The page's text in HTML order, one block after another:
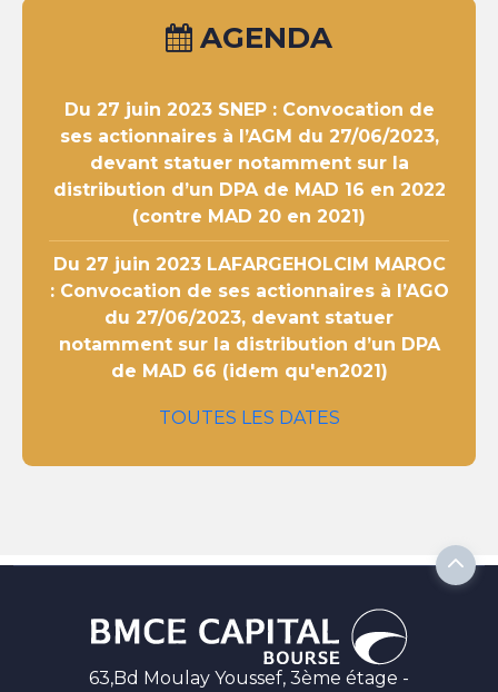
AGENDA
Du 27 juin 2023SNEP : Convocation de
ses actionnaires à l’AGM du 27/06/2023,
devant statuer notamment sur la
distribution d’un DPA de MAD 16 en 2022
(contre MAD 20 en 2021)
Du 27 juin 2023LAFARGEHOLCIM MAROC
: Convocation de ses actionnaires à l’AGO
du 27/06/2023, devant statuer
notamment sur la distribution d’un DPA
de MAD 66 (idem qu'en2021)
TOUTES LES DATES
63,Bd Moulay Youssef, 3ème étage -